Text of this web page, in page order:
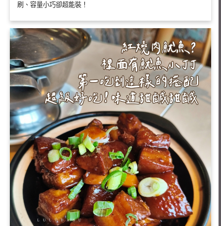
刷、容量小巧卻超能裝！